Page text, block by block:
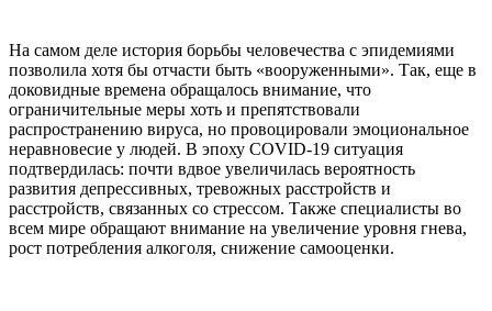
На самом деле история борьбы человечества с эпидемиями
позволила хотя бы отчасти быть «вооруженными». Так, еще в
доковидные времена обращалось внимание, что
ограничительные меры хоть и препятствовали
распространению вируса, но провоцировали эмоциональное
неравновесие у людей. В эпоху COVID-19 ситуация
подтвердилась: почти вдвое увеличилась вероятность
развития депрессивных, тревожных расстройств и
расстройств, связанных со стрессом. Также специалисты во
всем мире обращают внимание на увеличение уровня гнева,
рост потребления алкоголя, снижение самооценки.